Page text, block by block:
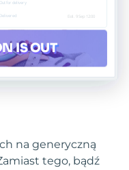
na generyczną
tego, bądź